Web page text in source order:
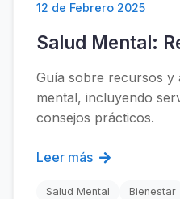
12 de Febrero 2025
Salud Mental:
Guía sobre recursos y
mental, incluyendo
consejos prácticos.
Leer más
Salud Mental Bienestar